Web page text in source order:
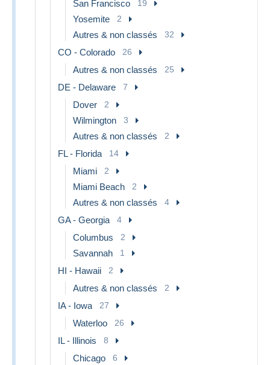
San Francisco 19
Yosemite 2
Autres & non classés 32
CO - Colorado 26
Autres & non classés 25
DE - Delaware 7
Dover 2
Wilmington 3
Autres & non classés 2
FL - Florida 14
Miami 2
Miami Beach 2
Autres & non classés 4
GA - Georgia 4
Columbus 2
Savannah 1
HI - Hawaii 2
Autres & non classés 2
IA - Iowa 27
Waterloo 26
IL - Illinois 8
Chicago 6